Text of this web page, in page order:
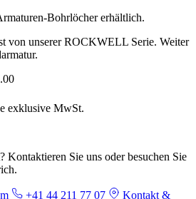
Bohrlöcher erhältlich.
von unserer ROCKWELL Serie. Weiter
exklusive MwSt.
Kontaktieren Sie uns oder besuchen Sie
+41 44 211 77 07
Kontakt &